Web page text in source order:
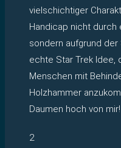
vielschichtiger
Handicap nicht durch
sondern aufgrund
echte Star Trek Idee,
Menschen mit
Holzhammer
Daumen hoch von mir!
2